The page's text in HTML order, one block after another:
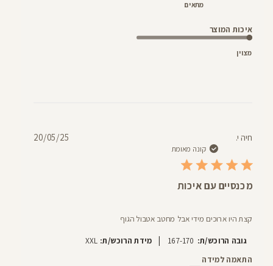
מתאים
איכות המוצר
מצוין
חיה י.
קונה מאומת
מכנסיים עם איכות
קצת היו ארוכים מידי אבל מחטב אטבול הגוף
גובה הרוכש/ת: 167-170
| מידת הרוכש/ת: XXL
התאמה למידה
20/05/25